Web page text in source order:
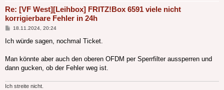
Re: [VF West][Leihbox] FRITZ!Box 6591 viele nicht
korrigierbare Fehler in 24h
Beitrag
18.11.2024, 20:24
Ich würde sagen, nochmal Ticket.
Man könnte aber auch den oberen OFDM per Sperrfilter aussperren und
dann gucken, ob der Fehler weg ist.
Ich streite nicht.